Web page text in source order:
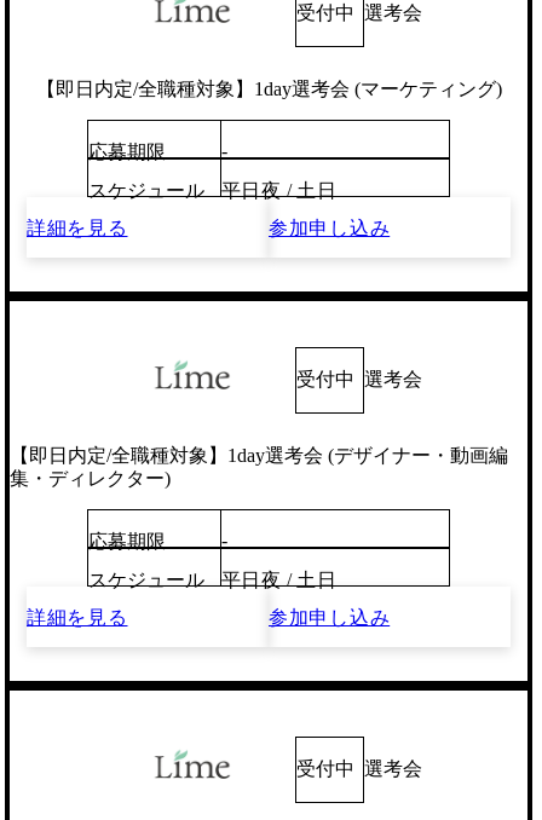
受付中 選考会
【即日内定/全職種対象】1day選考会 (マーケティング)
応募期限
-
スケジュール
平日夜 / 土日
詳細を見る
参加申し込み
受付中 選考会
【即日内定/全職種対象】1day選考会 (デザイナー・動画編
集・ディレクター)
応募期限
-
スケジュール
平日夜 / 土日
詳細を見る
参加申し込み
受付中 選考会